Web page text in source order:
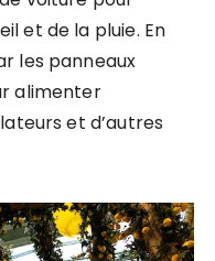
et de la pluie. En
les panneaux
alimenter
et d’autres